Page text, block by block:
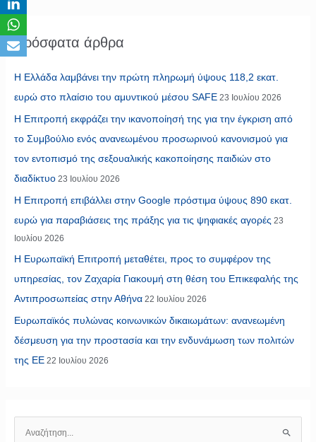
Πρόσφατα άρθρα
Η Ελλάδα λαμβάνει την πρώτη πληρωμή ύψους 118,2 εκατ.
ευρώ στο πλαίσιο του αμυντικού μέσου SAFE 23 Ιουλίου 2026
Η Επιτροπή εκφράζει την ικανοποίησή της για την έγκριση από
το Συμβούλιο ενός ανανεωμένου προσωρινού κανονισμού για
τον εντοπισμό της σεξουαλικής κακοποίησης παιδιών στο
διαδίκτυο 23 Ιουλίου 2026
Η Επιτροπή επιβάλλει στην Google πρόστιμα ύψους 890 εκατ.
ευρώ για παραβιάσεις της πράξης για τις ψηφιακές αγορές 23
Ιουλίου 2026
Η Ευρωπαϊκή Επιτροπή μεταθέτει, προς το συμφέρον της
υπηρεσίας, τον Ζαχαρία Γιακουμή στη θέση του Επικεφαλής της
Αντιπροσωπείας στην Αθήνα 22 Ιουλίου 2026
Ευρωπαϊκός πυλώνας κοινωνικών δικαιωμάτων: ανανεωμένη
δέσμευση για την προστασία και την ενδυνάμωση των πολιτών
της ΕΕ 22 Ιουλίου 2026